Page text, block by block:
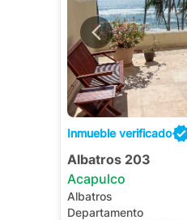
Inmueble verificado
Albatros 203
Acapulco
Albatros
Departamento